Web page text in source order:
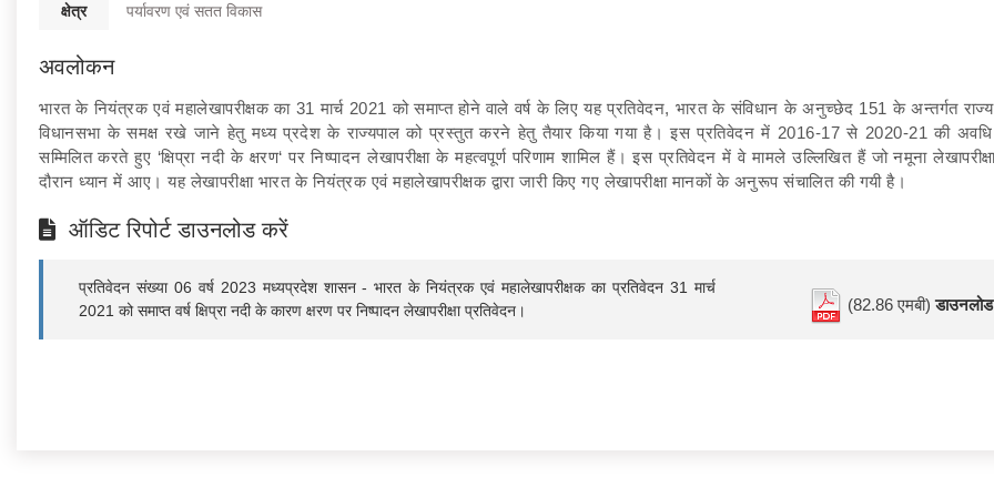
क्षेत्र पर्यावरण एवं सतत विकास
अवलोकन
भारत के नियंत्रक एवं महालेखापरीक्षक का 31 मार्च 2021 को समाप्त होने वाले वर्ष के लिए यह प्रतिवेदन, भारत के संविधान के अनुच्छेद 151 के अन्तर्गत
विधानसभा के समक्ष रखे जाने हेतु मध्य प्रदेश के राज्यपाल को प्रस्तुत करने हेतु तैयार किया गया है। इस प्रतिवेदन में 2016-17 से 2020-21 की
सम्मिलित करते हुए ‘क्षिप्रा नदी के क्षरण‘ पर निष्पादन लेखापरीक्षा के महत्वपूर्ण परिणाम शामिल हैं। इस प्रतिवेदन में वे मामले उल्लिखित हैं जो नमूना
दौरान ध्यान में आए। यह लेखापरीक्षा भारत के नियंत्रक एवं महालेखापरीक्षक द्वारा जारी किए गए लेखापरीक्षा मानकों के अनुरूप संचालित की गयी है।
ऑडिट रिपोर्ट डाउनलोड करें
प्रतिवेदन संख्या 06 वर्ष 2023 मध्यप्रदेश शासन - भारत के नियंत्रक एवं महालेखापरीक्षक का प्रतिवेदन 31 मार्च
2021 को समाप्त वर्ष क्षिप्रा नदी के कारण क्षरण पर निष्पादन लेखापरीक्षा प्रतिवेदन।
(82.86 एमबी)डाउनलोड